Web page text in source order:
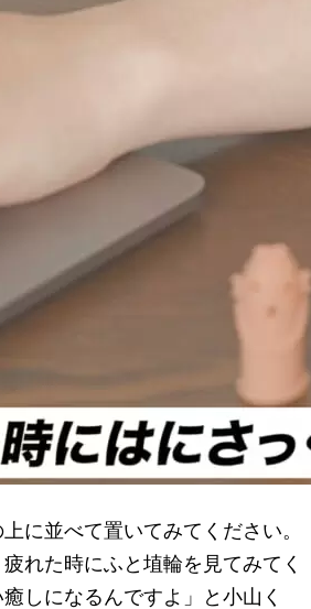
に並べて置いてみてください。
れた時にふと埴輪を見てみてく
しになるんですよ」と小山く